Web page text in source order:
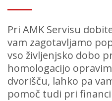
Pri AMK Servisu
vam zagotavljamo
vso življenjsko dobo
homologacijo
dvorišču, lahko pa
pomoč tudi pri